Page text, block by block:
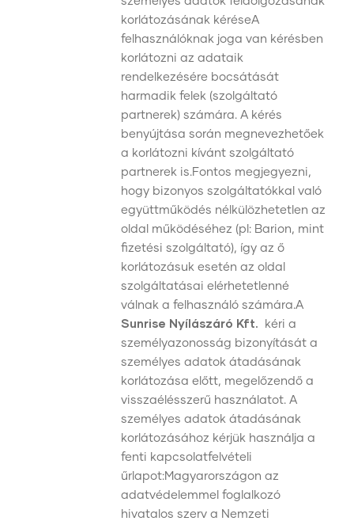
korlátozásának kéréseA
felhasználóknak joga van kérésben
korlátozni az adataik
rendelkezésére bocsátását
harmadik felek (szolgáltató
partnerek) számára. A kérés
benyújtása során megnevezhetőek
a korlátozni kívánt szolgáltató
partnerek is.Fontos megjegyezni,
hogy bizonyos szolgáltatókkal való
együttműködés nélkülözhetetlen az
oldal működéséhez (pl: Barion, mint
fizetési szolgáltató), így az ő
korlátozásuk esetén az oldal
szolgáltatásai elérhetetlenné
válnak a felhasználó számára.A
Sunrise Nyílászáró Kft. kéri a
személyazonosság bizonyítását a
személyes adatok átadásának
korlátozása előtt, megelőzendő a
visszaélésszerű használatot. A
személyes adatok átadásának
korlátozásához kérjük használja a
fenti kapcsolatfelvételi
űrlapot:Magyarországon az
adatvédelemmel foglalkozó
hivatalos szerv a Nemzeti